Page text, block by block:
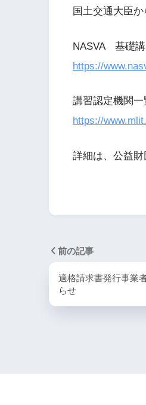
国土交通大臣
NASVA 基礎
https://
講習認定機関一
https://
詳細は、公益
前の記事
適格請求書発行事業
らせ